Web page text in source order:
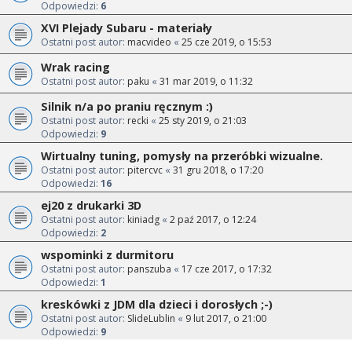
Odpowiedzi: 6
XVI Plejady Subaru - materiały
Ostatni post autor: macvideo « 25 cze 2019, o 15:53
Wrak racing
Ostatni post autor: paku « 31 mar 2019, o 11:32
Silnik n/a po praniu ręcznym :)
Ostatni post autor: recki « 25 sty 2019, o 21:03
Odpowiedzi: 9
Wirtualny tuning, pomysły na przeróbki wizualne.
Ostatni post autor: pitercvc « 31 gru 2018, o 17:20
Odpowiedzi: 16
ej20 z drukarki 3D
Ostatni post autor: kiniadg « 2 paź 2017, o 12:24
Odpowiedzi: 2
wspominki z durmitoru
Ostatni post autor: panszuba « 17 cze 2017, o 17:32
Odpowiedzi: 1
kreskówki z JDM dla dzieci i dorosłych ;-)
Ostatni post autor: SlideLublin « 9 lut 2017, o 21:00
Odpowiedzi: 9